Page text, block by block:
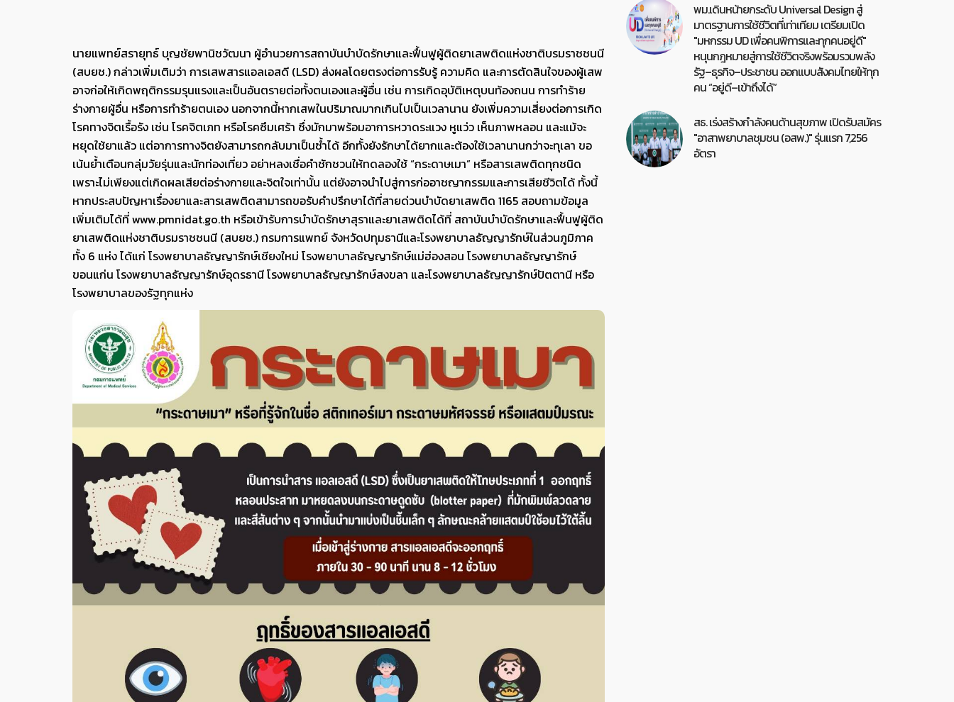
นายแพทย์สรายุทธ์ บุญชัยพานิชวัฒนา ผู้อำนวยการสถาบันบำบัดรักษาและฟื้นฟูผู้ติดยาเสพติดแห่งชาติบรมราชชนนี
(สบยช.) กล่าวเพิ่มเติมว่า การเสพสารแอลเอสดี (LSD) ส่งผลโดยตรงต่อการรับรู้ ความคิด และการตัดสินใจของผู้เสพ
อาจก่อให้เกิดพฤติกรรมรุนแรงและเป็นอันตรายต่อทั้งตนเองและผู้อื่น เช่น การเกิดอุบัติเหตุบนท้องถนน การทำร้าย
ร่างกายผู้อื่น หรือการทำร้ายตนเอง นอกจากนี้หากเสพในปริมาณมากเกินไปเป็นเวลานาน ยังเพิ่มความเสี่ยงต่อการเกิด
โรคทางจิตเรื้อรัง เช่น โรคจิตเภท หรือโรคซึมเศร้า ซึ่งมักมาพร้อมอาการหวาดระแวง หูแว่ว เห็นภาพหลอน และแม้จะ
หยุดใช้ยาแล้ว แต่อาการทางจิตยังสามารถกลับมาเป็นซ้ำได้ อีกทั้งยังรักษาได้ยากและต้องใช้เวลานานกว่าจะทุเลา ขอ
เน้นย้ำเตือนกลุ่มวัยรุ่นและนักท่องเที่ยว อย่าหลงเชื่อคำชักชวนให้ทดลองใช้ “กระดาษเมา” หรือสารเสพติดทุกชนิด
เพราะไม่เพียงแต่เกิดผลเสียต่อร่างกายและจิตใจเท่านั้น แต่ยังอาจนำไปสู่การก่ออาชญากรรมและการเสียชีวิตได้ ทั้งนี้
หากประสบปัญหาเรื่องยาและสารเสพติดสามารถขอรับคำปรึกษาได้ที่สายด่วนบำบัดยาเสพติด 1165 สอบถามข้อมูล
เพิ่มเติมได้ที่ www.pmnidat.go.th หรือเข้ารับการบำบัดรักษาสุราและยาเสพติดได้ที่ สถาบันบำบัดรักษาและฟื้นฟูผู้ติด
ยาเสพติดแห่งชาติบรมราชชนนี (สบยช.) กรมการแพทย์ จังหวัดปทุมธานีและโรงพยาบาลธัญญารักษ์ในส่วนภูมิภาค
ทั้ง 6 แห่ง ได้แก่ โรงพยาบาลธัญญารักษ์เชียงใหม่ โรงพยาบาลธัญญารักษ์แม่ฮ่องสอน โรงพยาบาลธัญญารักษ์
ขอนแก่น โรงพยาบาลธัญญารักษ์อุดรธานี โรงพยาบาลธัญญารักษ์สงขลา และโรงพยาบาลธัญญารักษ์ปัตตานี หรือ
โรงพยาบาลของรัฐทุกแห่ง
พม.เดินหน้ายกระดับ Universal Design สู่
มาตรฐานการใช้ชีวิตที่เท่าเทียม เตรียมเปิด
"มหกรรม UD เพื่อคนพิการและทุกคนอยู่ดี"
หนุนกฎหมายสู่การใช้ชีวิตจริงพร้อมรวมพลัง
รัฐ–ธุรกิจ–ประชาชน ออกแบบสังคมไทยให้ทุก
คน “อยู่ดี–เข้าถึงได้”
สธ. เร่งสร้างกำลังคนด้านสุขภาพ เปิดรับสมัคร
"อาสาพยาบาลชุมชน (อสพ.)" รุ่นแรก 7,256
อัตรา